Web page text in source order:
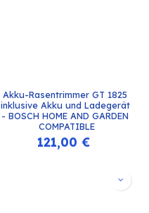
Akku-Rasentrimmer GT 1825
inklusive Akku und Ladegerät
- BOSCH HOME AND GARDEN
COMPATIBLE
121,00 €